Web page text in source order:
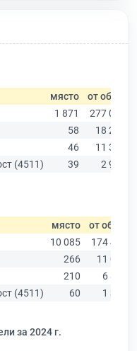
място от общо
1 871
277 019
58
18 275
46
11 315
(4511)
39 2 901
място от общо
10 085
174 403
266
11 009
210
6 879
(4511)
60 1 363
за 2024 г.